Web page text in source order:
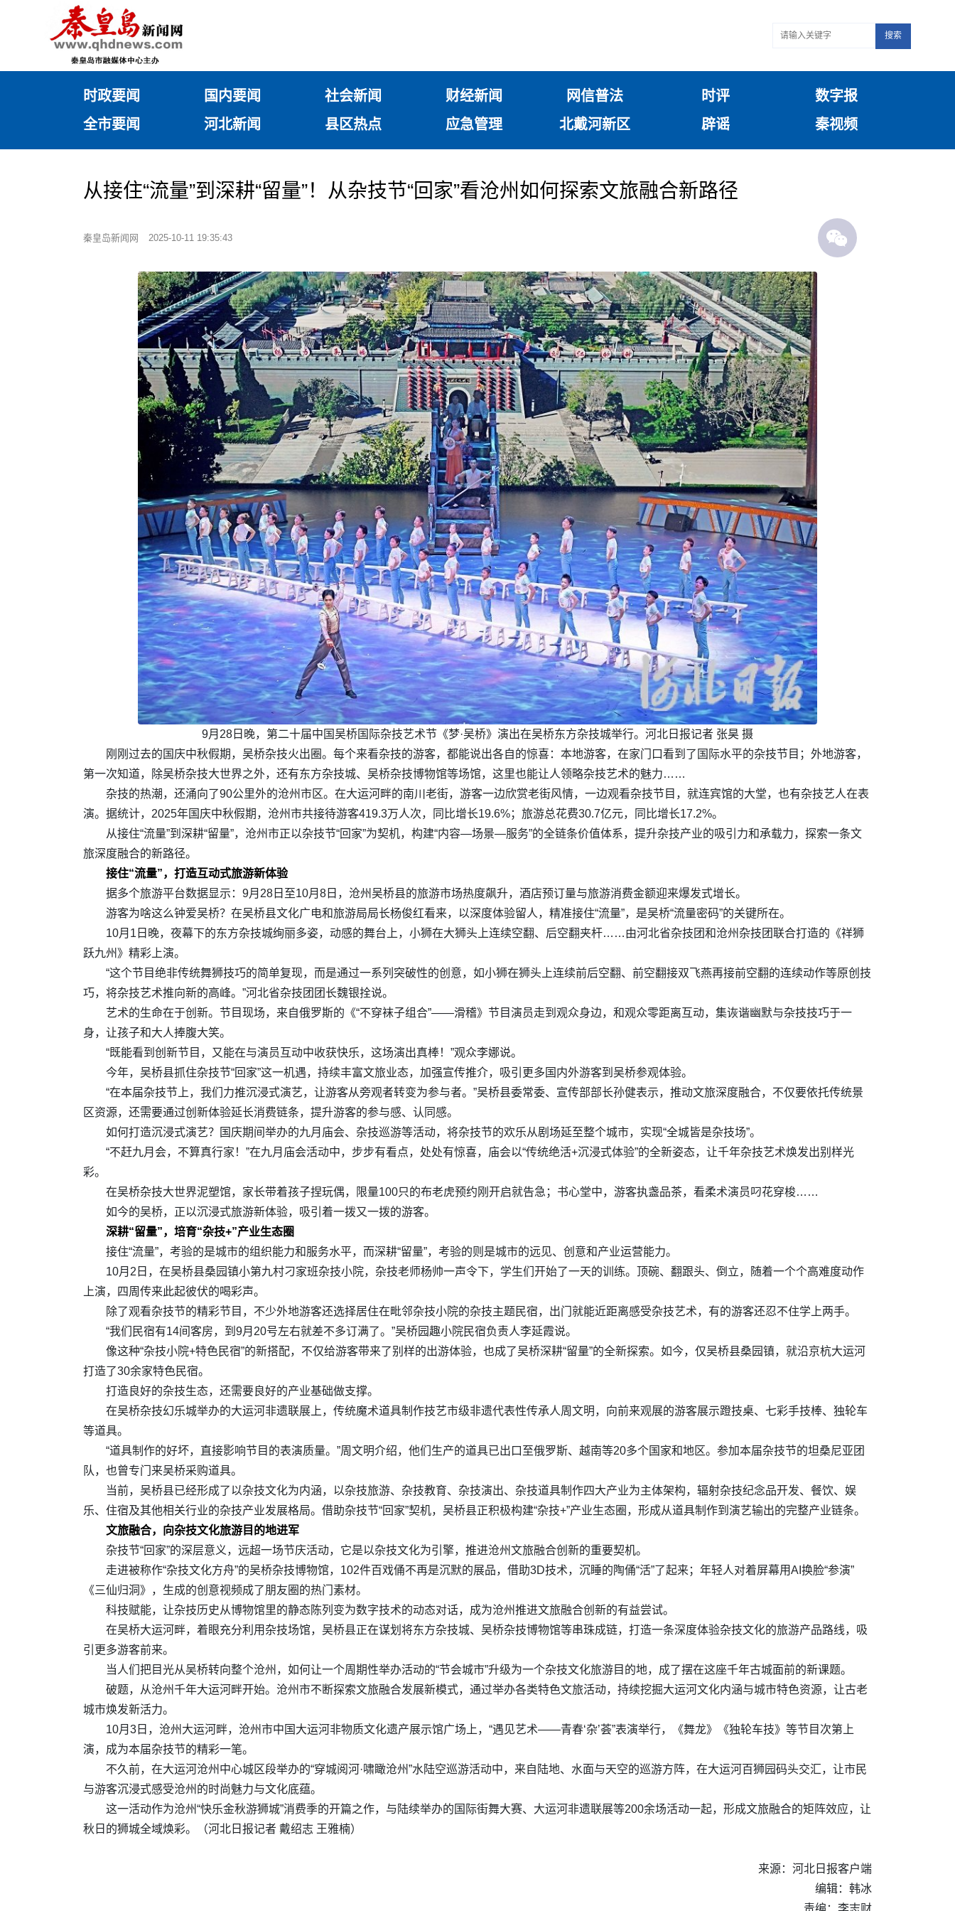
搜索
时政要闻 国内要闻 社会新闻 财经新闻 网信普法 时评
数字报
全市要闻
河北新闻 县区热点 应急管理 北戴河新区 辟谣 秦视频
从接住“流量”到深耕“留量”！从杂技节“回家”看沧州如何探索文旅融合新路径
秦皇岛新闻网 2025-10-11 19:35:43
9月28日晚，第二十届中国吴桥国际杂技艺术节《梦·吴桥》演出在吴桥东方杂技城举行。河北日报记者 张昊 摄
刚刚过去的国庆中秋假期，吴桥杂技火出圈。每个来看杂技的游客，都能说出各自的惊喜：本地游客，在家门口看到了国际水平的杂技节目；外地游客，
第一次知道，除吴桥杂技大世界之外，还有东方杂技城、吴桥杂技博物馆等场馆，这里也能让人领略杂技艺术的魅力……
杂技的热潮，还涌向了90公里外的沧州市区。在大运河畔的南川老街，游客一边欣赏老街风情，一边观看杂技节目，就连宾馆的大堂，也有杂技艺人在表
演。据统计，2025年国庆中秋假期，沧州市共接待游客419.3万人次，同比增长19.6%；旅游总花费30.7亿元，同比增长17.2%。
从接住“流量”到深耕“留量”，沧州市正以杂技节“回家”为契机，构建“内容—场景—服务”的全链条价值体系，提升杂技产业的吸引力和承载力，探索一条文
旅深度融合的新路径。
接住“流量”，打造互动式旅游新体验
据多个旅游平台数据显示：9月28日至10月8日，沧州吴桥县的旅游市场热度飙升，酒店预订量与旅游消费金额迎来爆发式增长。
游客为啥这么钟爱吴桥？在吴桥县文化广电和旅游局局长杨俊红看来，以深度体验留人，精准接住“流量”，是吴桥“流量密码”的关键所在。
10月1日晚，夜幕下的东方杂技城绚丽多姿，动感的舞台上，小狮在大狮头上连续空翻、后空翻夹杆……由河北省杂技团和沧州杂技团联合打造的《祥狮
跃九州》精彩上演。
“这个节目绝非传统舞狮技巧的简单复现，而是通过一系列突破性的创意，如小狮在狮头上连续前后空翻、前空翻接双飞燕再接前空翻的连续动作等原创技
巧，将杂技艺术推向新的高峰。”河北省杂技团团长魏银拴说。
艺术的生命在于创新。节目现场，来自俄罗斯的《“不穿袜子组合”——滑稽》节目演员走到观众身边，和观众零距离互动，集诙谐幽默与杂技技巧于一
身，让孩子和大人捧腹大笑。
“既能看到创新节目，又能在与演员互动中收获快乐，这场演出真棒！”观众李娜说。
今年，吴桥县抓住杂技节“回家”这一机遇，持续丰富文旅业态，加强宣传推介，吸引更多国内外游客到吴桥参观体验。
“在本届杂技节上，我们力推沉浸式演艺，让游客从旁观者转变为参与者。”吴桥县委常委、宣传部部长孙健表示，推动文旅深度融合，不仅要依托传统景
区资源，还需要通过创新体验延长消费链条，提升游客的参与感、认同感。
如何打造沉浸式演艺？国庆期间举办的九月庙会、杂技巡游等活动，将杂技节的欢乐从剧场延至整个城市，实现“全城皆是杂技场”。
“不赶九月会，不算真行家！”在九月庙会活动中，步步有看点，处处有惊喜，庙会以“传统绝活+沉浸式体验”的全新姿态，让千年杂技艺术焕发出别样光
彩。
在吴桥杂技大世界泥塑馆，家长带着孩子捏玩偶，限量100只的布老虎预约刚开启就告急；书心堂中，游客执盏品茶，看柔术演员叼花穿梭……
如今的吴桥，正以沉浸式旅游新体验，吸引着一拨又一拨的游客。
深耕“留量”，培育“杂技+”产业生态圈
接住“流量”，考验的是城市的组织能力和服务水平，而深耕“留量”，考验的则是城市的远见、创意和产业运营能力。
10月2日，在吴桥县桑园镇小第九村刁家班杂技小院，杂技老师杨帅一声令下，学生们开始了一天的训练。顶碗、翻跟头、倒立，随着一个个高难度动作
上演，四周传来此起彼伏的喝彩声。
除了观看杂技节的精彩节目，不少外地游客还选择居住在毗邻杂技小院的杂技主题民宿，出门就能近距离感受杂技艺术，有的游客还忍不住学上两手。
“我们民宿有14间客房，到9月20号左右就差不多订满了。”吴桥园趣小院民宿负责人李延霞说。
像这种“杂技小院+特色民宿”的新搭配，不仅给游客带来了别样的出游体验，也成了吴桥深耕“留量”的全新探索。如今，仅吴桥县桑园镇，就沿京杭大运河
打造了30余家特色民宿。
打造良好的杂技生态，还需要良好的产业基础做支撑。
在吴桥杂技幻乐城举办的大运河非遗联展上，传统魔术道具制作技艺市级非遗代表性传承人周文明，向前来观展的游客展示蹬技桌、七彩手技棒、独轮车
等道具。
“道具制作的好坏，直接影响节目的表演质量。”周文明介绍，他们生产的道具已出口至俄罗斯、越南等20多个国家和地区。参加本届杂技节的坦桑尼亚团
队，也曾专门来吴桥采购道具。
当前，吴桥县已经形成了以杂技文化为内涵，以杂技旅游、杂技教育、杂技演出、杂技道具制作四大产业为主体架构，辐射杂技纪念品开发、餐饮、娱
乐、住宿及其他相关行业的杂技产业发展格局。借助杂技节“回家”契机，吴桥县正积极构建“杂技+”产业生态圈，形成从道具制作到演艺输出的完整产业链条。
文旅融合，向杂技文化旅游目的地进军
杂技节“回家”的深层意义，远超一场节庆活动，它是以杂技文化为引擎，推进沧州文旅融合创新的重要契机。
走进被称作“杂技文化方舟”的吴桥杂技博物馆，102件百戏俑不再是沉默的展品，借助3D技术，沉睡的陶俑“活”了起来；年轻人对着屏幕用AI换脸“参演”
《三仙归洞》，生成的创意视频成了朋友圈的热门素材。
科技赋能，让杂技历史从博物馆里的静态陈列变为数字技术的动态对话，成为沧州推进文旅融合创新的有益尝试。
在吴桥大运河畔，着眼充分利用杂技场馆，吴桥县正在谋划将东方杂技城、吴桥杂技博物馆等串珠成链，打造一条深度体验杂技文化的旅游产品路线，吸
引更多游客前来。
当人们把目光从吴桥转向整个沧州，如何让一个周期性举办活动的“节会城市”升级为一个杂技文化旅游目的地，成了摆在这座千年古城面前的新课题。
破题，从沧州千年大运河畔开始。沧州市不断探索文旅融合发展新模式，通过举办各类特色文旅活动，持续挖掘大运河文化内涵与城市特色资源，让古老
城市焕发新活力。
10月3日，沧州大运河畔，沧州市中国大运河非物质文化遗产展示馆广场上，“遇见艺术——青春‘杂’荟”表演举行，《舞龙》《独轮车技》等节目次第上
演，成为本届杂技节的精彩一笔。
不久前，在大运河沧州中心城区段举办的“穿城阅河·啸瞰沧州”水陆空巡游活动中，来自陆地、水面与天空的巡游方阵，在大运河百狮园码头交汇，让市民
与游客沉浸式感受沧州的时尚魅力与文化底蕴。
这一活动作为沧州“快乐金秋游狮城”消费季的开篇之作，与陆续举办的国际街舞大赛、大运河非遗联展等200余场活动一起，形成文旅融合的矩阵效应，让
秋日的狮城全域焕彩。（河北日报记者 戴绍志 王雅楠）
来源：河北日报客户端
编辑：韩冰
责编：李志财